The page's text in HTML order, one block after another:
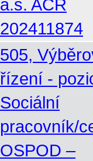
a.s. ACR
202411874
505,
řízení -
Sociální
pracovník/
OSPOD –